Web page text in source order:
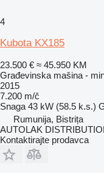
4
Kubota KX185
23.500 € ≈ 45.950 KM
Građevinska mašina -
2015
7.200 m/č
Snaga 43 kW (58.5 k.s.)
Rumunija, Bistrița
AUTOLAK
Kontaktirajte prodavca